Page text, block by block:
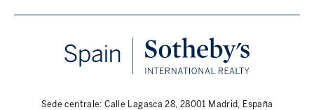
Sede centrale: Calle Lagasca 28, 28001 Madrid, España